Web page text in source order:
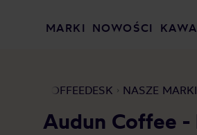
MARKI NOWOŚCI KAWA
COFFEEDESK NASZE MARKI
Audun Coffee